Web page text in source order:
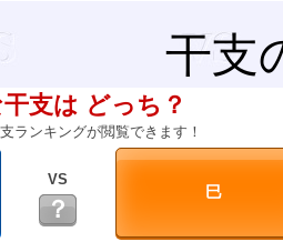
干支
支は どっち？
ランキングが閲覧できます！
VS
？